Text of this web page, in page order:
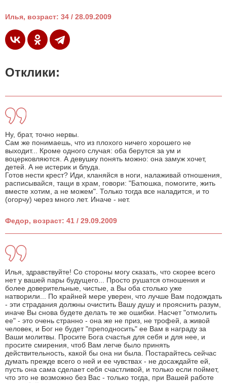
Илья, возраст: 34 / 28.09.2009
Отклики:
Ну, брат, точно нервы.
Сам же понимаешь, что из плохого ничего хорошего не
выходит... Кроме одного случая: оба берутся за ум и
воцерковляются. А девушку понять можно: она замуж хочет,
детей. А не истерик и блуда.
Готов нести крест? Иди, кланяйся в ноги, налаживай отношения,
расписывайся, тащи в храм, говори: "Батюшка, помогите, жить
вместе хотим, а не можем". Только тогда все наладится, и то
(огорчу) через много лет. Иначе - нет.
Федор, возраст: 41 / 29.09.2009
Илья, здравствуйте! Со стороны могу сказать, что скорее всего
нет у вашей пары будущего... Просто рушатся отношения и
более доверительные, чистые, а Вы оба столько уже
натворили... По крайней мере уверен, что лучше Вам подождать
- эти страдания должны очистить Вашу душу и прояснить разум,
иначе Вы снова будете делать те же ошибки. Насчет "отмолить
ее" - это очень странно - она же не приз, не трофей, а живой
человек, и Бог не будет "преподносить" ее Вам в награду за
Ваши молитвы. Просите Бога счастья для себя и для нее, и
просите смирения, чтоб Вам легче было принять
действительность, какой бы она ни была. Постарайтесь сейчас
думать прежде всего о ней и ее чувствах - не досаждайте ей,
пусть она сама сделает себя счастливой, и только если поймет,
что это не возможно без Вас - только тогда, при Вашей работе